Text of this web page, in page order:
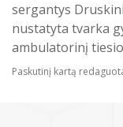
sergantys
nustatyta tvarka
ambulatorinį
Paskutinį kartą